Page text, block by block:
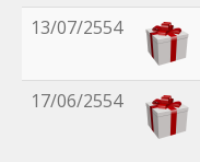
13/07/2554
17/06/2554